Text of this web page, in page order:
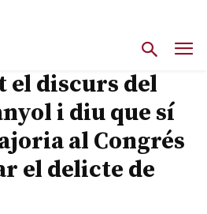
el discurs del
i diu que sí
al Congrés
el delicte de